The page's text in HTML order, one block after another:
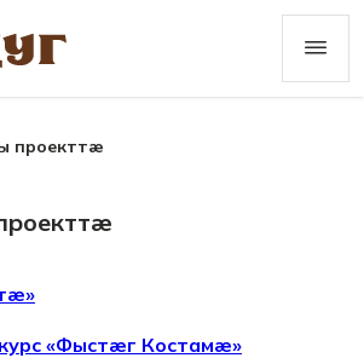
проекттæ
«Фыстæг Костамæ»